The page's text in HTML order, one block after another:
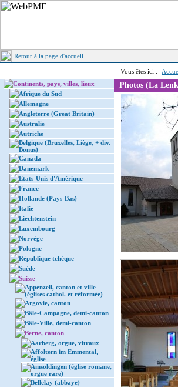
Retour à la page d'accueil
Vous êtes ici :
Continents, pays, villes, lieux
Afrique du Sud
Allemagne
Angleterre (Great Britain)
Australie
Autriche
Belgique (Bruxelles, Liège, + div.
Bonus)
Canada
Danemark
Etats-Unis d'Amérique
France
Hollande (Pays-Bas)
Italie
Liechtenstein
Luxembourg
Norvège
Pologne
République tchèque
Suède
Suisse
Appenzell, canton et ville
(églises cathol. et réformée)
Argovie, canton
Bâle-Campagne, demi-canton
Bâle-Ville, demi-canton
Berne, canton
Aarberg, orgue, vitraux
Affoltern im Emmental,
église
Amsoldingen (église romane,
orgue rare)
Bellelay (abbaye)
Photos (La